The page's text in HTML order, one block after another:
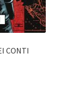
CONTI